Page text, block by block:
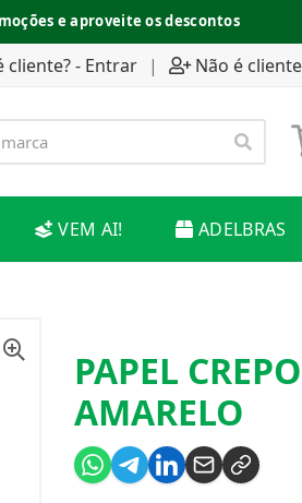
e aproveite os descontos
cliente? - Entrar | Não é
VEM AI! ADELBRAS
PAPEL
AMARELO